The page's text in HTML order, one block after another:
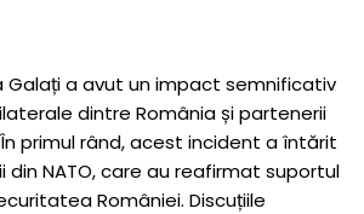
Galați a avut un impact semnificativ
dintre România și partenerii
primul rând, acest incident a întărit
din NATO, care au reafirmat suportul
României. Discuțiile